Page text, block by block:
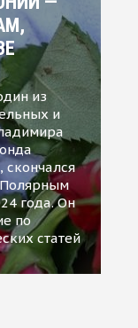
из
и
года. Он
по
статей